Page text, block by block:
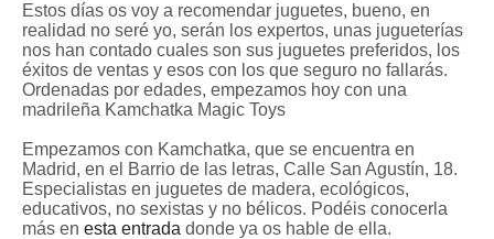
Estos días os voy a recomendar juguetes, bueno, en
realidad no seré yo, serán los expertos, unas jugueterías
nos han contado cuales son sus juguetes preferidos, los
éxitos de ventas y esos con los que seguro no fallarás.
Ordenadas por edades, empezamos hoy con una
madrileña Kamchatka Magic Toys
Empezamos con Kamchatka, que se encuentra en
Madrid, en el Barrio de las letras, Calle San Agustín, 18.
Especialistas en juguetes de madera, ecológicos,
educativos, no sexistas y no bélicos. Podéis conocerla
más en esta entrada donde ya os hable de ella.